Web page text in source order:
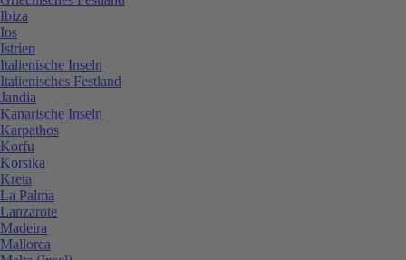
Ibiza
Ios
Istrien
Italienische Inseln
Italienisches Festland
Jandia
Kanarische Inseln
Karpathos
Korfu
Korsika
Kreta
La Palma
Lanzarote
Madeira
Mallorca